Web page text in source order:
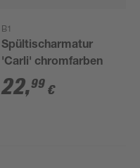
B1
Spültischarmatur
'Carli' chromfarben
22,99 €